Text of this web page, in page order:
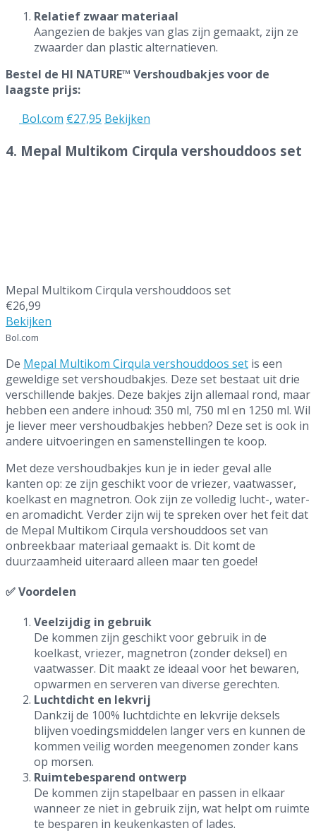
Relatief zwaar materiaal
Aangezien de bakjes van glas zijn gemaakt, zijn ze
zwaarder dan plastic alternatieven.
Bestel de HI NATURE™ Vershoudbakjes voor de
laagste prijs:
Bol.com €27,95 Bekijken
4. Mepal Multikom Cirqula vershouddoos set
Mepal Multikom Cirqula vershouddoos set
€26,99
Bekijken
Bol.com
De Mepal Multikom Cirqula vershouddoos set is een
geweldige set vershoudbakjes. Deze set bestaat uit drie
verschillende bakjes. Deze bakjes zijn allemaal rond, maar
hebben een andere inhoud: 350 ml, 750 ml en 1250 ml. Wil
je liever meer vershoudbakjes hebben? Deze set is ook in
andere uitvoeringen en samenstellingen te koop.
Met deze vershoudbakjes kun je in ieder geval alle
kanten op: ze zijn geschikt voor de vriezer, vaatwasser,
koelkast en magnetron. Ook zijn ze volledig lucht-, water-
en aromadicht. Verder zijn wij te spreken over het feit dat
de Mepal Multikom Cirqula vershouddoos set van
onbreekbaar materiaal gemaakt is. Dit komt de
duurzaamheid uiteraard alleen maar ten goede!
✅ Voordelen
Veelzijdig in gebruik
De kommen zijn geschikt voor gebruik in de
koelkast, vriezer, magnetron (zonder deksel) en
vaatwasser. Dit maakt ze ideaal voor het bewaren,
opwarmen en serveren van diverse gerechten.
Luchtdicht en lekvrij
Dankzij de 100% luchtdichte en lekvrije deksels
blijven voedingsmiddelen langer vers en kunnen de
kommen veilig worden meegenomen zonder kans
op morsen.
Ruimtebesparend ontwerp
De kommen zijn stapelbaar en passen in elkaar
wanneer ze niet in gebruik zijn, wat helpt om ruimte
te besparen in keukenkasten of lades.